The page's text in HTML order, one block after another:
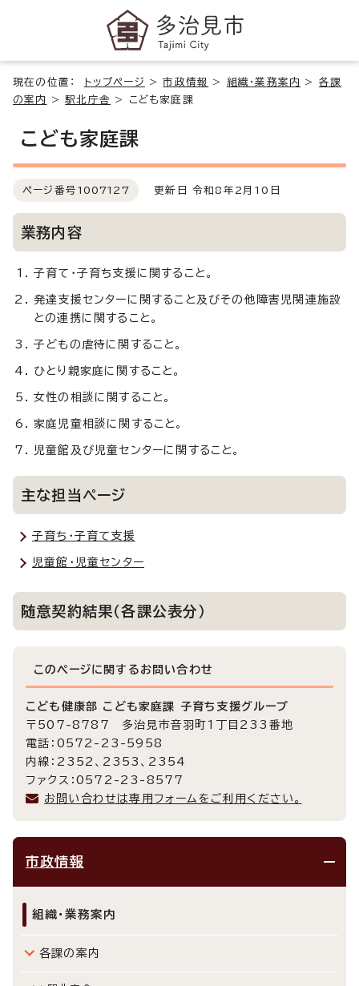
現在の位置： トップページ >市政情報 > 組織・業務案内 > 各課
の案内
>駅北庁舎 > こども家庭課
こども家庭課
ページ番号 1007127 更新日 令和8年2月10日
業務内容
子育て・子育ち支援に関すること。
発達支援センターに関すること及びその他障害児関連施設
との連携に関すること。
子どもの虐待に関すること。
ひとり親家庭に関すること。
女性の相談に関すること。
家庭児童相談に関すること。
児童館及び児童センターに関すること。
主な担当ページ
子育ち・子育て支援
児童館・児童センター
随意契約結果（各課公表分）
このページに関する お問い合わせ
こども健康部 こども家庭課 子育ち支援グループ
〒507-8787 多治見市音羽町1丁目233番地
電話：0572-23-5958
内線：2352、2353、2354
ファクス：0572-23-8577
お問い合わせは専用フォームをご利用ください。
市政情報
組織・業務案内
各課の案内